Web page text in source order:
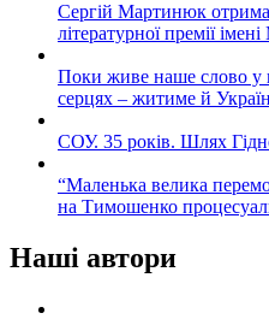
Сергій Мартинюк
літературної премії
Поки живе наше слово у
серцях – житиме й
СОУ. 35 років. Шлях
“Маленька велика
на Тимошенко
Наші автори